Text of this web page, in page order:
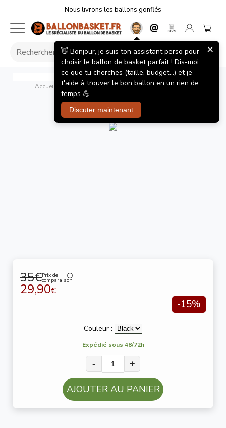
Nous livrons les ballons gonflés
Infinity 650mlUnder Armour
Accueil Accessoires Ballons de Basket/Infinity 650ml
Infinity 650ml
35€Prix de
comparaison
29,90€
-15%
Couleur :
Expédié sous 48/72h
- +
AJOUTER AU PANIER
👋 Bonjour, je suis ton assistant perso pour
choisir le ballon de basket parfait ! Dis-moi
ce que tu cherches (taille, budget...) et je
t'aide à trouver le bon ballon en un rien de
temps 💪
Discuter maintenant
×